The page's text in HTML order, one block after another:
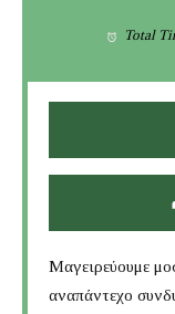
Total
Μαγειρεύουμε
αναπάντεχο